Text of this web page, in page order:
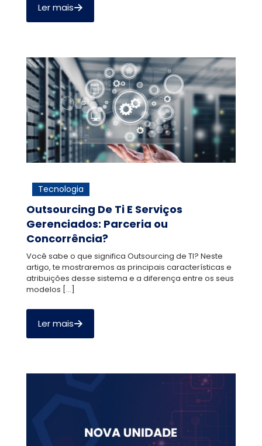
Ler mais
Tecnologia
Outsourcing De Ti E Serviços
Gerenciados: Parceria ou
Concorrência?
Você sabe o que significa Outsourcing de TI? Neste
artigo, te mostraremos as principais características e
atribuições desse sistema e a diferença entre os seus
modelos […]
Ler mais